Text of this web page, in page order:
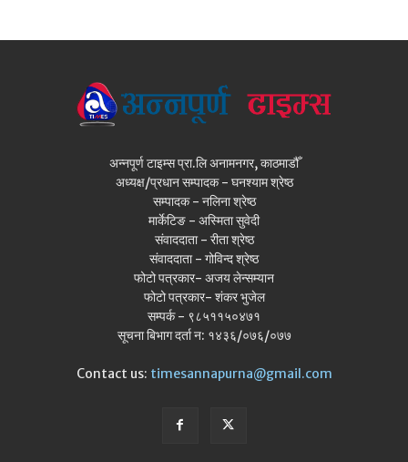
अन्नपूर्ण टाइम्स प्रा.लि अनामनगर, काठमाडौँ
अध्यक्ष/प्रधान सम्पादक - घनश्याम श्रेष्ठ
सम्पादक - नलिना श्रेष्ठ
मार्केटिङ - अस्मिता सुवेदी
संवाददाता - रीता श्रेष्ठ
संवाददाता - गोविन्द श्रेष्ठ
फोटो पत्रकार- अजय लेन्सम्यान
फोटो पत्रकार- शंकर भुजेल
सम्पर्क - ९८५११५०४७१
सूचना बिभाग दर्ता न: १४३६/०७६/०७७
Contact us: timesannapurna@gmail.com